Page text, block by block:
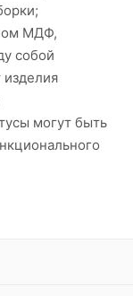
МДФ,
собой
изделия
могут быть